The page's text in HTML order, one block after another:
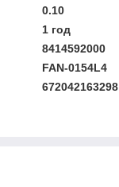
0.10
1 год
8414592000
FAN-0154L4
672042163298